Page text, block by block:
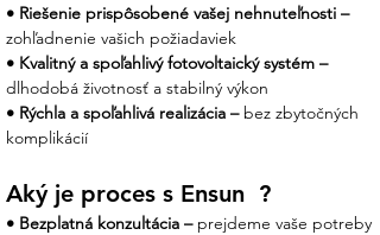
• Riešenie prispôsobené vašej nehnuteľnosti –
zohľadnenie vašich požiadaviek
• Kvalitný a spoľahlivý fotovoltaický systém –
dlhodobá životnosť a stabilný výkon
• Rýchla a spoľahlivá realizácia – bez zbytočných
komplikácií
Aký je proces s Ensun  ?
• Bezplatná konzultácia – prejdeme vaše potreby